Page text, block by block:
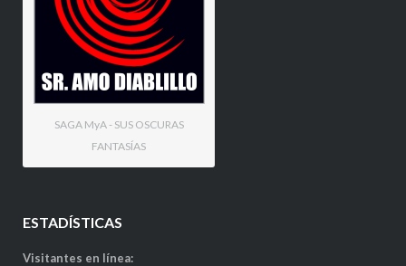
SAGA MyA - SUS OSCURAS
FANTASÍAS
ESTADÍSTICAS
Visitantes en línea: